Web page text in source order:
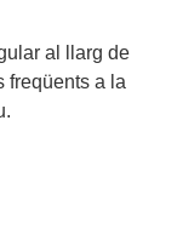
al llarg de
freqüents a la